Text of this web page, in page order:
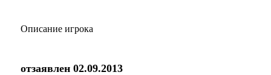
Описание игрока
отзаявлен 02.09.2013